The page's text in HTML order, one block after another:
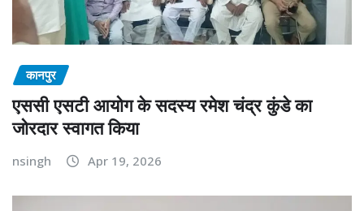
कानपुर
एससी एसटी आयोग के सदस्य रमेश चंद्र कुंडे का
जोरदार स्वागत किया
nsingh Apr 19, 2026